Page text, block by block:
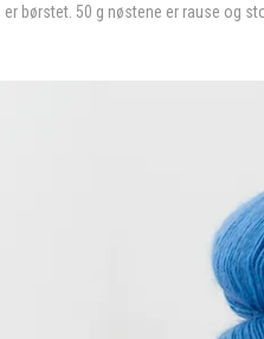
børstet. 50 g nøstene er rause og